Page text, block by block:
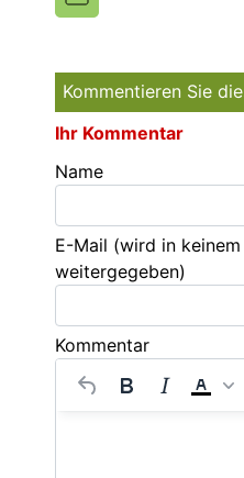
Kommentieren Sie
Ihr Kommentar
Name
E-Mail (wird in
weitergegeben)
Kommentar